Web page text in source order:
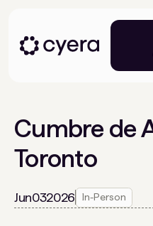
Cumbre de
Toronto
Jun032026 In-Person